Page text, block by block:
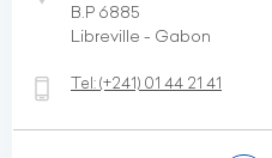
B.P 6885
Libreville - Gabon
Tel:(+241) 01 44 21 41